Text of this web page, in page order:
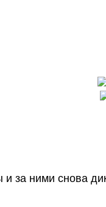
за ними снова